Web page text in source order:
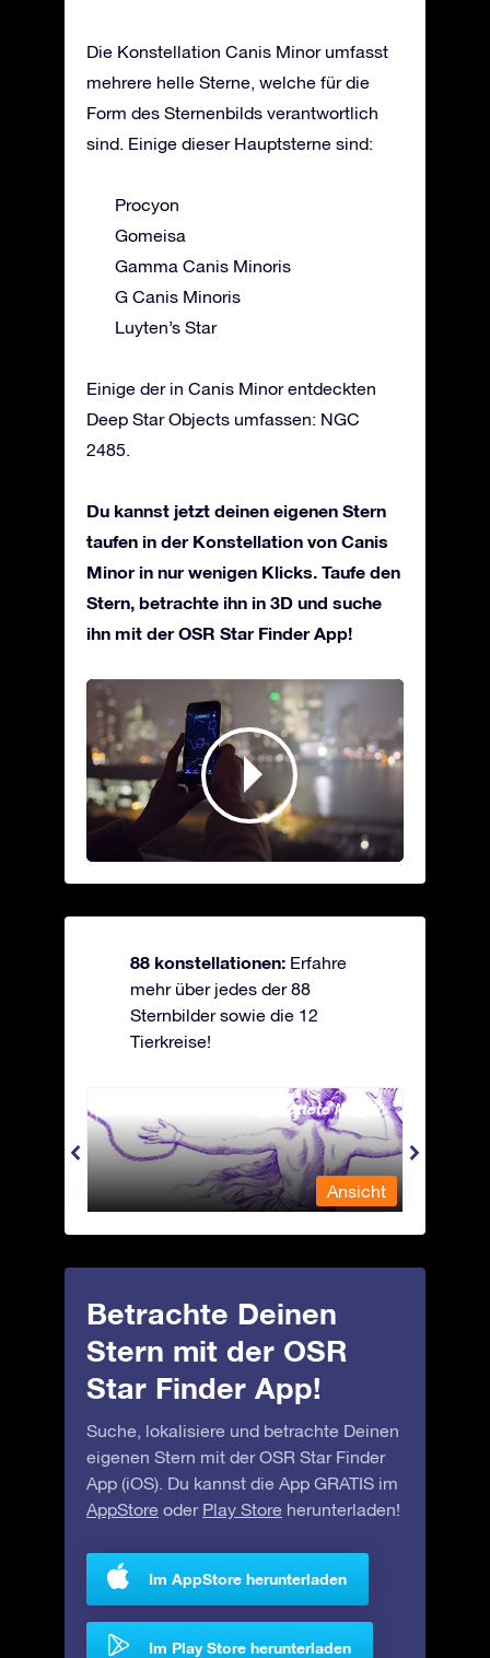
Die Konstellation Canis Minor umfasst
mehrere helle Sterne, welche für die
Form des Sternenbilds verantwortlich
sind. Einige dieser Hauptsterne sind:
Procyon
Gomeisa
Gamma Canis Minoris
G Canis Minoris
Luyten’s Star
Einige der in Canis Minor entdeckten
Deep Star Objects umfassen: NGC
2485.
Du kannst jetzt deinen eigenen Stern
taufen in der Konstellation von Canis
Minor in nur wenigen Klicks. Taufe den
Stern, betrachte ihn in 3D und suche
ihn mit der OSR Star Finder App!
88 konstellationen: Erfahre
mehr über jedes der 88
Sternbilder sowie die 12
Tierkreise!
Andromeda - Die angekettete Magd
Ansicht
Betrachte Deinen
Stern mit der OSR
Star Finder App!
Suche, lokalisiere und betrachte Deinen
eigenen Stern mit der OSR Star Finder
App (iOS). Du kannst die App GRATIS im
AppStore oder Play Store herunterladen!
Im AppStore herunterladen
Im Play Store herunterladen